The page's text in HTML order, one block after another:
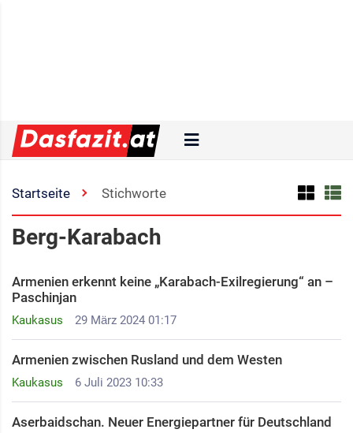
Startseite Stichworte
Berg-Karabach
Kaukasus 29 März 2024 01:17
Armenien erkennt keine „Karabach-Exilregierung“ an –
Paschinjan
Kaukasus 6 Juli 2023 10:33
Armenien zwischen Rusland und dem Westen
Aserbaidschan. Neuer Energiepartner für Deutschland